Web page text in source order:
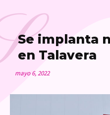
Se implanta
en Talavera
mayo 6, 2022